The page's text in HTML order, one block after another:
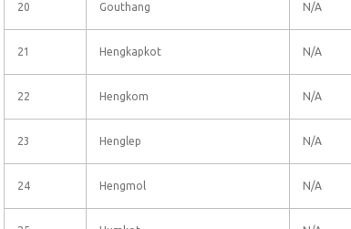
20 Gouthang N/A
21 Hengkapkot N/A
22 Hengkom N/A
23 Henglep N/A
24 Hengmol N/A